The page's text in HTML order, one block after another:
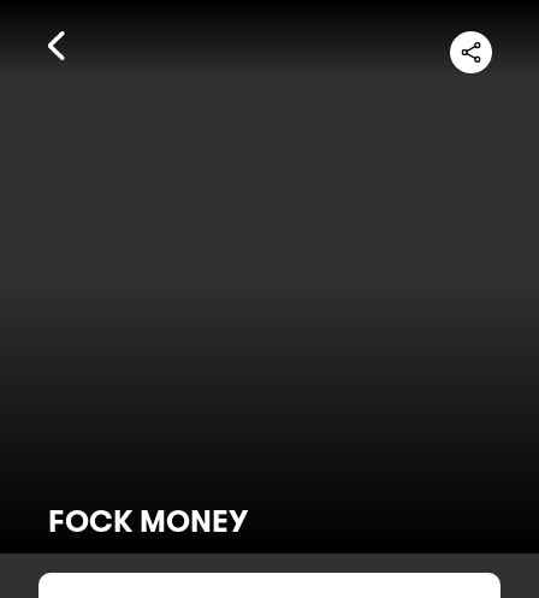
FOCK MONEY